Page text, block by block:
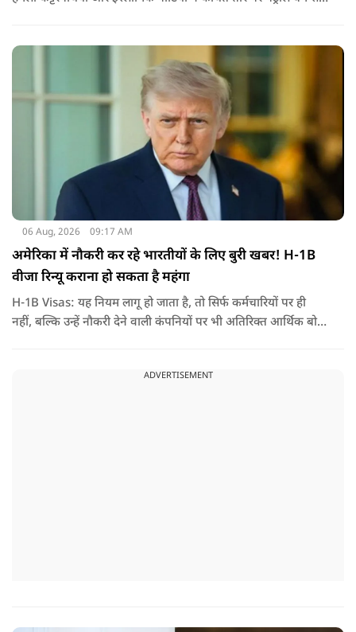
जरिए संबोधन दिया था.
06 Aug, 2026 09:17 AM
अमेरिका में नौकरी कर रहे भारतीयों के लिए बुरी खबर! H-1B
वीजा रिन्यू कराना हो सकता है महंगा
H-1B Visas: यह नियम लागू हो जाता है, तो सिर्फ कर्मचारियों पर ही
नहीं, बल्कि उन्हें नौकरी देने वाली कंपनियों पर भी अतिरिक्त आर्थिक बोझ
वीजा का समय-समय पर नवीनीकरण कराते हैं.
ADVERTISEMENT